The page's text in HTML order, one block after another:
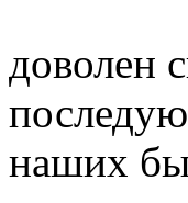
доволен
наших